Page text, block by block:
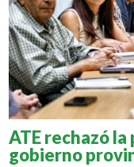
ATE rechazó
gobierno